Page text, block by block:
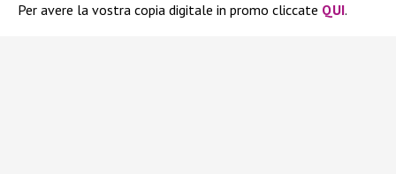
Per avere la vostra copia digitale in promo cliccate QUI.